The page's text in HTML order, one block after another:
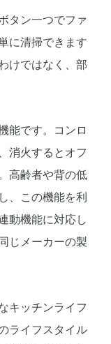
タン一つでファ
に清掃できます
けではなく、部
能です。コンロ
消火するとオフ
高齢者や背の低
、この機能を利
動機能に対応し
じメーカーの製
キッチンライフ
ライフスタイル